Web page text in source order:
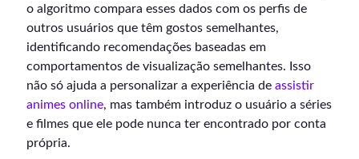
o algoritmo compara esses dados com os perfis de
outros usuários que têm gostos semelhantes,
identificando recomendações baseadas em
comportamentos de visualização semelhantes. Isso
não só ajuda a personalizar a experiência de assistir
animes online, mas também introduz o usuário a séries
e filmes que ele pode nunca ter encontrado por conta
própria.